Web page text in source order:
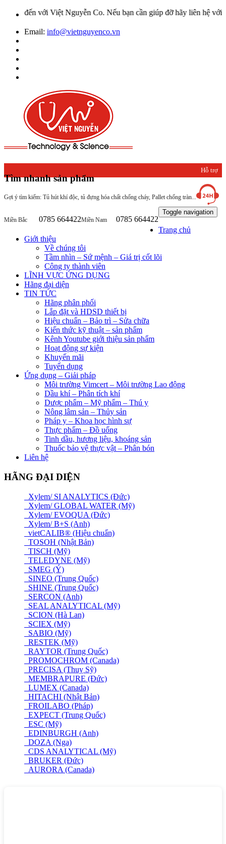
Việt Nguyễn Co. Nếu bạn cần giúp đỡ hãy liên hệ với chúng tôi
Email: info@vietnguyenco.vn
Tìm nhanh sản phẩm
Gợi ý tìm kiếm: Tủ hút khí độc, tủ đựng hóa chất chống cháy, Pallet chống tràn...
Hỗ trợ
khách
hàng
Miền Bắc 0785 664422Miền Nam 0785 664422
Toggle navigation
Trang chủ
Giới thiệu
Về chúng tôi
Tầm nhìn – Sứ mệnh – Giá trị cốt lõi
Công ty thành viên
LĨNH VỰC ỨNG DỤNG
Hãng đại diện
TIN TỨC
Hãng phân phối
Lắp đặt và HDSD thiết bị
Hiệu chuẩn – Bảo trì – Sửa chữa
Kiến thức kỹ thuật – sản phẩm
Kênh Youtube giới thiệu sản phẩm
Hoạt động sự kiện
Khuyến mãi
Tuyển dụng
Ứng dụng – Giải pháp
Môi trường Vimcert – Môi trường Lao động
Dầu khí – Phân tích khí
Dược phẩm – Mỹ phẩm – Thú y
Nông lâm sản – Thủy sản
Pháp y – Khoa học hình sự
Thực phẩm – Đồ uống
Tinh dầu, hương liệu, khoáng sản
Thuốc bảo vệ thực vật – Phân bón
Liên hệ
HÃNG ĐẠI DIỆN
Xylem/ SI ANALYTICS (Đức)
Xylem/ GLOBAL WATER (Mỹ)
Xylem/ EVOQUA (Đức)
Xylem/ B+S (Anh)
vietCALIB® (Hiệu chuẩn)
TOSOH (Nhật Bản)
TISCH (Mỹ)
TELEDYNE (Mỹ)
SMEG (Ý)
SINEO (Trung Quốc)
SHINE (Trung Quốc)
SERCON (Anh)
SEAL ANALYTICAL (Mỹ)
SCION (Hà Lan)
SCIEX (Mỹ)
SABIO (Mỹ)
RESTEK (Mỹ)
RAYTOR (Trung Quốc)
PROMOCHROM (Canada)
PRECISA (Thuỵ Sỹ)
MEMBRAPURE (Đức)
LUMEX (Canada)
HITACHI (Nhật Bản)
FROILABO (Pháp)
EXPECT (Trung Quốc)
ESC (Mỹ)
EDINBURGH (Anh)
DOZA (Nga)
CDS ANALYTICAL (Mỹ)
BRUKER (Đức)
AURORA (Canada)